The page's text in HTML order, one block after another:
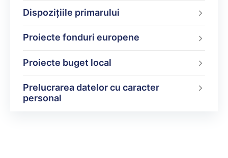
Dispoziţiile primarului
Proiecte fonduri europene
Proiecte buget local
Prelucrarea datelor cu caracter
personal